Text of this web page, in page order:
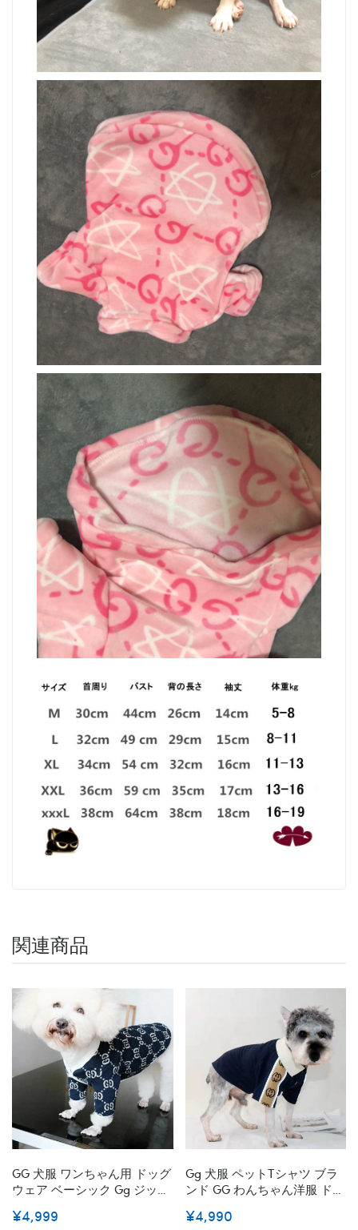
関連商品
GG 犬服 ワンちゃん用 ドッグ
ウェア ベーシック Gg ジップ
プードル マルチーズ 冬服 傷
¥4,999
Gg 犬服 ペットtシャツ ブラ
ンド GG わんちゃん洋服 ドッ
ロゴtシャツ 犬のT-シャツ 半
¥4,990